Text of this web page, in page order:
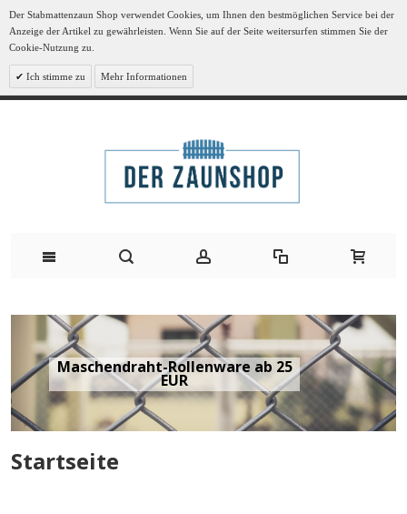
Der Stabmattenzaun Shop verwendet Cookies, um Ihnen den bestmöglichen Service bei der
Anzeige der Artikel zu gewährleisten. Wenn Sie auf der Seite weitersurfen stimmen Sie der
Cookie-Nutzung zu.
Ich stimme zu Mehr Informationen
Maschendraht-Rollenware ab 25
EUR
Startseite